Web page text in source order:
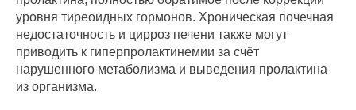
уровня тиреоидных гормонов. Хроническая почечная
недостаточность и цирроз печени также могут
приводить к гиперпролактинемии за счёт
нарушенного метаболизма и выведения пролактина
из организма.